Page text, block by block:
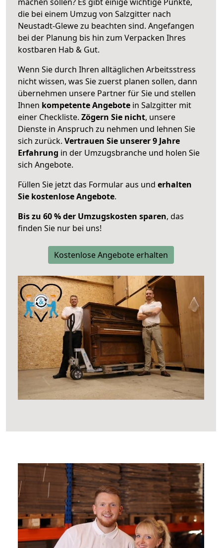
die bei einem Umzug von Salzgitter nach
Neustadt-Glewe zu beachten sind. Angefangen
bei der Planung bis hin zum Verpacken Ihres
kostbaren Hab & Gut.
Wenn Sie durch Ihren alltäglichen Arbeitsstress
nicht wissen, was Sie zuerst planen sollen, dann
übernehmen unsere Partner für Sie und stellen
Ihnen kompetente Angebote in Salzgitter mit
einer Checkliste. Zögern Sie nicht, unsere
Dienste in Anspruch zu nehmen und lehnen Sie
sich zurück. Vertrauen Sie unserer 9 Jahre
Erfahrung in der Umzugsbranche und holen Sie
sich Angebote.
Füllen Sie jetzt das Formular aus und erhalten
Sie kostenlose Angebote.
Bis zu 60 % der Umzugskosten sparen, das
finden Sie nur bei uns!
Kostenlose Angebote erhalten